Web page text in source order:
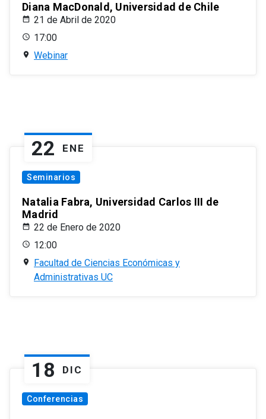
Diana MacDonald, Universidad de Chile
21 de Abril de 2020
17:00
Webinar
22 ENE
Seminarios
Natalia Fabra, Universidad Carlos III de
Madrid
22 de Enero de 2020
12:00
Facultad de Ciencias Económicas y
Administrativas UC
18 DIC
Conferencias